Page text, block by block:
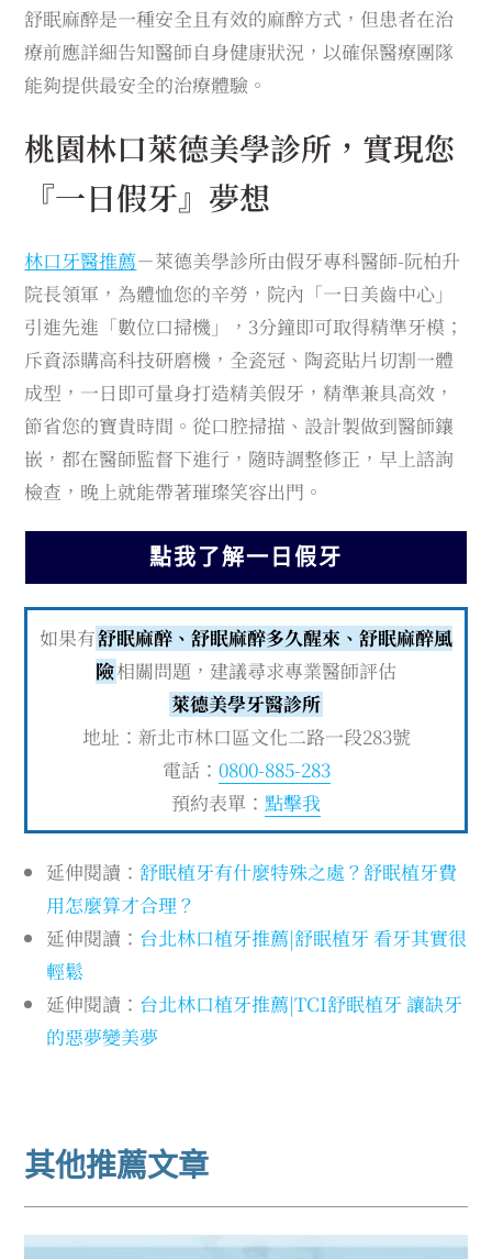
舒眠麻醉是一種安全且有效的麻醉方式，但患者在治
療前應詳細告知醫師自身健康狀況，以確保醫療團隊
能夠提供最安全的治療體驗。
桃園林口萊德美學診所，實現您
『一日假牙』夢想
林口牙醫推薦－萊德美學診所由假牙專科醫師-阮柏升
院長領軍，為體恤您的辛勞，院內「一日美齒中心」
引進先進「數位口掃機」，3分鐘即可取得精準牙模；
斥資添購高科技研磨機，全瓷冠、陶瓷貼片切割一體
成型，一日即可量身打造精美假牙，精準兼具高效，
節省您的寶貴時間。從口腔掃描、設計製做到醫師鑲
嵌，都在醫師監督下進行，隨時調整修正，早上諮詢
檢查，晚上就能帶著璀璨笑容出門。
點我了解一日假牙
如果有舒眠麻醉、舒眠麻醉多久醒來、舒眠麻醉風
險相關問題，建議尋求專業醫師評估
萊德美學牙醫診所
地址：新北市林口區文化二路一段283號
電話： 0800-885-283
預約表單： 點擊我
延伸閱讀：舒眠植牙有什麼特殊之處？舒眠植牙費
用怎麼算才合理？
延伸閱讀： 台北林口植牙推薦|舒眠植牙 看牙其實很
輕鬆
延伸閱讀： 台北林口植牙推薦|TCI舒眠植牙 讓缺牙
的惡夢變美夢
其他推薦文章